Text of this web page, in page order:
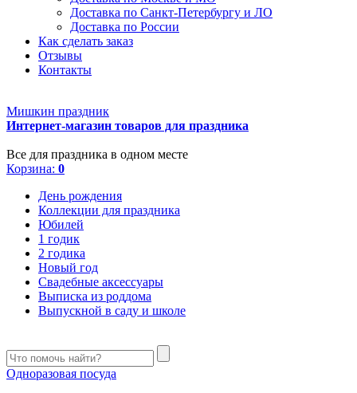
Доставка по Санкт-Петербургу и ЛО
Доставка по России
Как сделать заказ
Отзывы
Контакты
Мишкин праздник
Интернет-магазин товаров для праздника
Все для праздника в одном месте
Корзина: 0
День рождения
Коллекции для праздника
Юбилей
1 годик
2 годика
Новый год
Свадебные аксессуары
Выписка из роддома
Выпускной в саду и школе
Одноразовая посуда